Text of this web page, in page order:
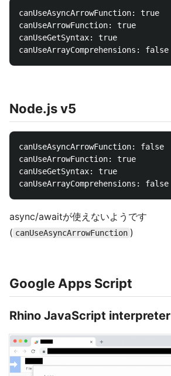
canUseAsyncArrowFunction: true
canUseArrowFunction: true
canUseGetSyntax: true
Node.js v5
canUseAsyncArrowFunction: false
canUseArrowFunction: true
canUseGetSyntax: true
async/awaitが使えないようです
( canUseAsyncArrowFunction )
Google Apps Script
Rhino JavaScript interpreter